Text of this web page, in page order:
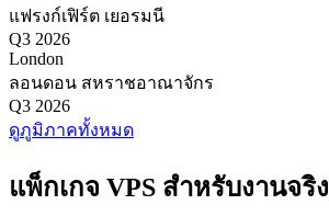
แฟรงก์เฟิร์ต เยอรมนี
Q3 2026
London
ลอนดอน สหราชอาณาจักร
Q3 2026
ดูภูมิภาคทั้งหมด
แพ็กเกจ VPS สำหรับงานจริง